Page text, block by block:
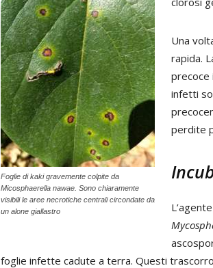
Foglie di kaki gravemente colpite da
Micosphaerella nawae. Sono chiaramente
visibili le aree necrotiche centrali circondate da
un alone giallastro
Una
rapida.
precoce
infetti
perdite
foglie infette cadute a terra. Questi